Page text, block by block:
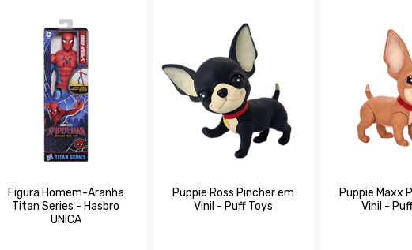
Figura Homem-Aranha
Titan Series - Hasbro
UNICA
Puppie Ross Pincher em
Vinil - Puff Toys
Puppie Maxx
Vinil -